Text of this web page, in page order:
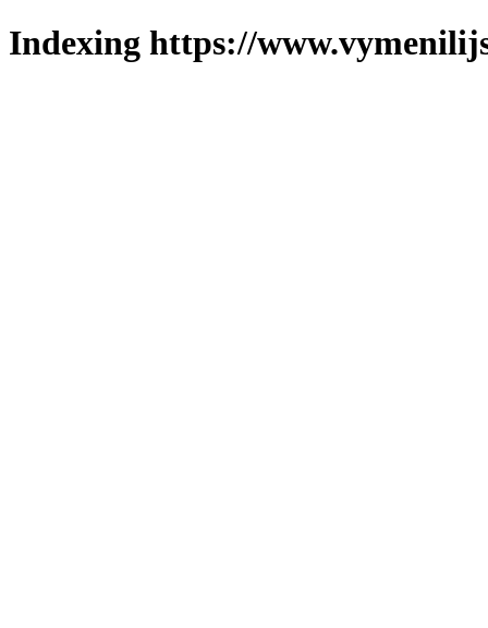
Indexing https://